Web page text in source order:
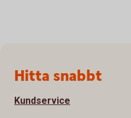
Sidfot
Hitta snabbt
Kundservice